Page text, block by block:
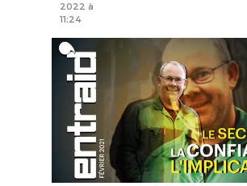
2022 à
11:24